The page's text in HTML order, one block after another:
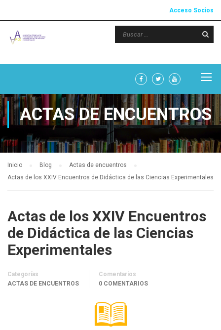
Acceso Socios
ACTAS DE ENCUENTROS
Inicio Blog
Actas de encuentros
Actas de los XXIV Encuentros de Didáctica de las Ciencias Experimentales
Actas de los XXIV Encuentros
de Didáctica de las Ciencias
Experimentales
Categorías
ACTAS DE ENCUENTROS
Comentarios
0 COMENTARIOS